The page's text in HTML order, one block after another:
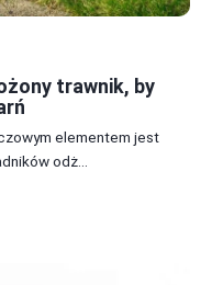
trawnik, by
elementem jest
odż...